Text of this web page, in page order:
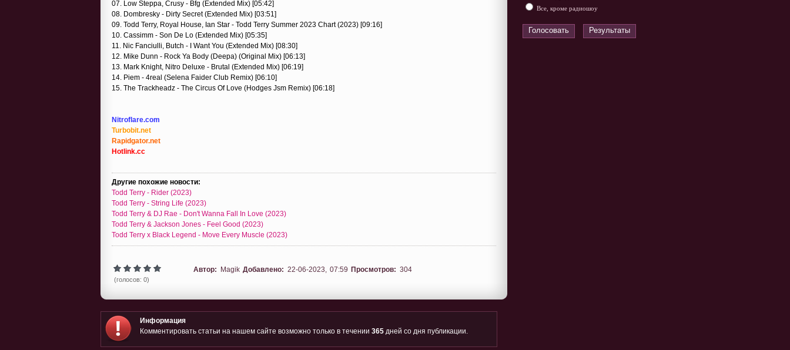
07. Low Steppa, Crusy - Bfg (Extended Mix) [05:42]
08. Dombresky - Dirty Secret (Extended Mix) [03:51]
09. Todd Terry, Royal House, Ian Star - Todd Terry Summer 2023 Chart (2023) [09:16]
10. Cassimm - Son De Lo (Extended Mix) [05:35]
11. Nic Fanciulli, Butch - I Want You (Extended Mix) [08:30]
12. Mike Dunn - Rock Ya Body (Deepa) (Original Mix) [06:13]
13. Mark Knight, Nitro Deluxe - Brutal (Extended Mix) [06:19]
14. Piem - 4real (Selena Faider Club Remix) [06:10]
15. The Trackheadz - The Circus Of Love (Hodges Jsm Remix) [06:18]
Nitroflare.com
Turbobit.net
Rapidgator.net
Hotlink.cc
Другие похожие новости:
Todd Terry - Rider (2023)
Todd Terry - String Life (2023)
Todd Terry & DJ Rae - Don't Wanna Fall In Love (2023)
Todd Terry & Jackson Jones - Feel Good (2023)
Todd Terry x Black Legend - Move Every Muscle (2023)
(голосов: 0)
Автор: Magik Добавлено: 22-06-2023, 07:59 Просмотров: 304
Информация
Комментировать статьи на нашем сайте возможно только в течении 365 дней со дня публикации.
Все, кроме радиошоу
Голосовать Результаты